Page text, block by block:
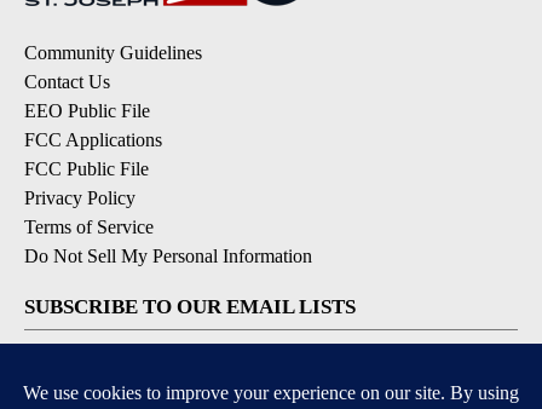
Community Guidelines
Contact Us
EEO Public File
FCC Applications
FCC Public File
Privacy Policy
Terms of Service
Do Not Sell My Personal Information
SUBSCRIBE TO OUR EMAIL LISTS